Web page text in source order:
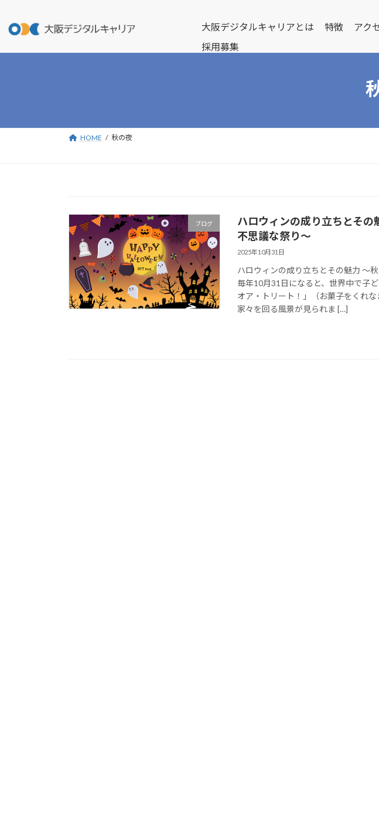
テ
ゲ
大阪デジタルキャリアとは 特徴 アク
採用募集
HOME 秋の夜
ブログ
ハロウィンの成り立ちとその
不思議な祭り～
2025年10月31日
ハロウィンの成り立ちとその魅力 ～
毎年10月31日になると、世界中で子
オア・トリート！」（お菓子をくれ
家々を回る風景が見られま […]